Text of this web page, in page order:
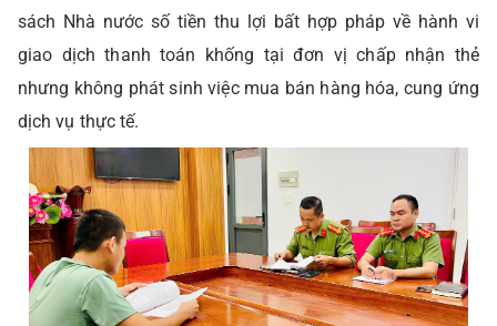
sách Nhà nước số tiền thu lợi bất hợp pháp về hành vi
giao dịch thanh toán khống tại đơn vị chấp nhận thẻ
nhưng không phát sinh việc mua bán hàng hóa, cung ứng
dịch vụ thực tế.